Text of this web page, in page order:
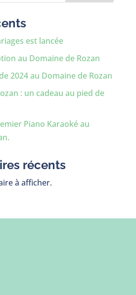
est lancée
au Domaine de Rozan
2024 au Domaine de Rozan
: un cadeau au pied de
Piano Karaoké au
récents
à afficher.